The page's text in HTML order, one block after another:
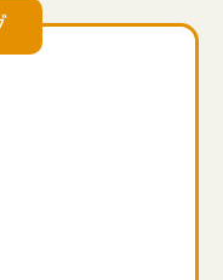
ら広範囲に渡る「ひ
別」を研修しまし
ていきます。